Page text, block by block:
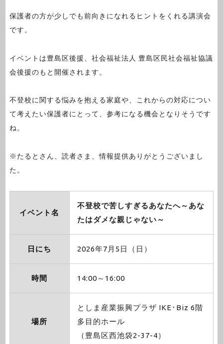
保護者の方が少しでも前向きになれるヒントをくれる講演会
です。
イベントは豊島区後援、社会福祉法人 豊島区民社会福祉協議
会後援のもと開催されます。
不登校に関する悩みを抱える家庭や、これからの対応につい
て考えたい保護者にとって、参考になる機会となりそうです
ね。
※たるとさん、読者さま、情報提供ありがとうございまし
た。
イベント名
不登校で苦しすぎるあなたへ～あな
たはダメな親じゃない～
日にち 2026年7月5日（日）
時間 14:00～16:00
場所
としま産業振興プラザ IKE･Biz 6階
多目的ホール
（豊島区西池袋2-37-4）